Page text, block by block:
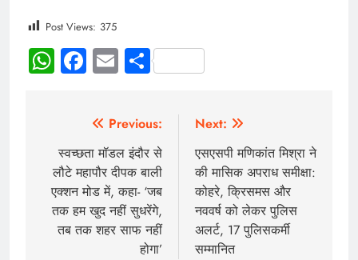
Post Views: 375
WhatsApp
Facebook
EmailShare
Previous:
स्वच्छता मॉडल इंदौर से
लौटे महापौर दीपक बाली
एक्शन मोड में, कहा- ‘जब
तक हम खुद नहीं सुधरेंगे,
तब तक शहर साफ नहीं
होगा’
Next:
एसएसपी मणिकांत मिश्रा ने
की मासिक अपराध समीक्षा:
कोहरे, क्रिसमस और
नववर्ष को लेकर पुलिस
अलर्ट, 17 पुलिसकर्मी
सम्मानित